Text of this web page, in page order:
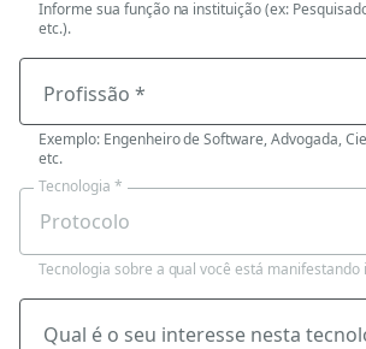
Informe sua função na instituição (ex:
etc.).
Profissão *
Exemplo: Engenheiro de Software, Advogada,
etc.
Tecnologia *
Tecnologia sobre a qual você está manifestando
Qual é o seu interesse nesta